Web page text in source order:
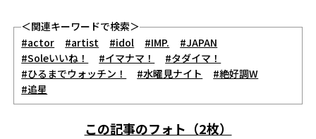
＜関連キーワードで検索＞
#actor
#artist #idol #IMP.
#JAPAN
#Soleいいね！
#イマナマ！
#タダイマ！
#ひるまでウォッチン！
#水曜見ナイト
#絶好調W
#追星
この記事のフォト（2枚）